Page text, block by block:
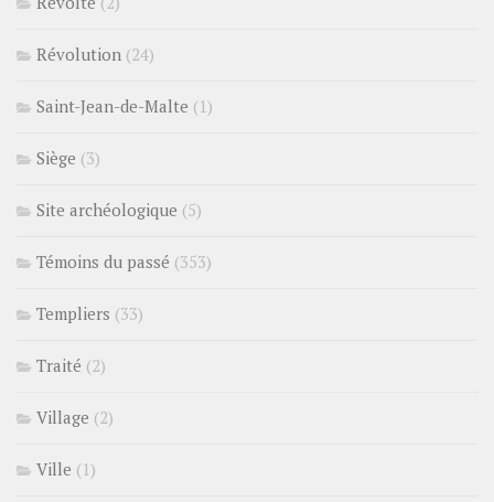
Révolution (24)
Saint-Jean-de-Malte (1)
Siège (3)
Site archéologique (5)
Témoins du passé (353)
Templiers (33)
Traité (2)
Village (2)
Ville (1)